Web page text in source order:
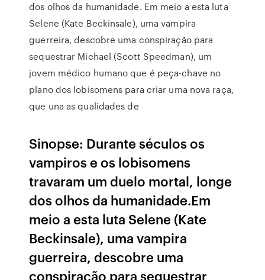
dos olhos da humanidade. Em meio a esta luta
Selene (Kate Beckinsale), uma vampira
guerreira, descobre uma conspiração para
sequestrar Michael (Scott Speedman), um
jovem médico humano que é peça-chave no
plano dos lobisomens para criar uma nova raça,
que una as qualidades de
Sinopse: Durante séculos os
vampiros e os lobisomens
travaram um duelo mortal, longe
dos olhos da humanidade.Em
meio a esta luta Selene (Kate
Beckinsale), uma vampira
guerreira, descobre uma
conspiração para sequestrar